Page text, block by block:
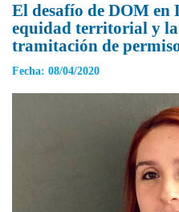
El desafío de DOM
equidad territorial y
tramitación de
Fecha: 08/04/2020